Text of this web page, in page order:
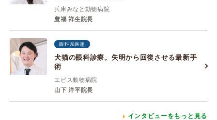
兵庫みなと動物病院
豊福 祥生院長
眼科系疾患
犬猫の眼科診療。失明から回復させる最新手
術
エビス動物病院
山下 洋平院長
インタビューをもっと見る